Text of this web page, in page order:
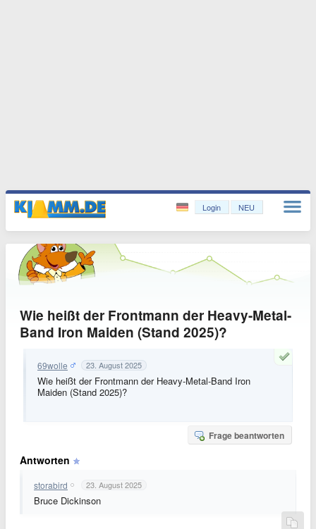
Login NEU
Wie heißt der Frontmann der Heavy-Metal-
Band Iron Maiden (Stand 2025)?
69wolle 23. August 2025
Wie heißt der Frontmann der Heavy-Metal-Band Iron
Maiden (Stand 2025)?
Frage beantworten
Antworten
storabird 23. August 2025
Bruce Dickinson